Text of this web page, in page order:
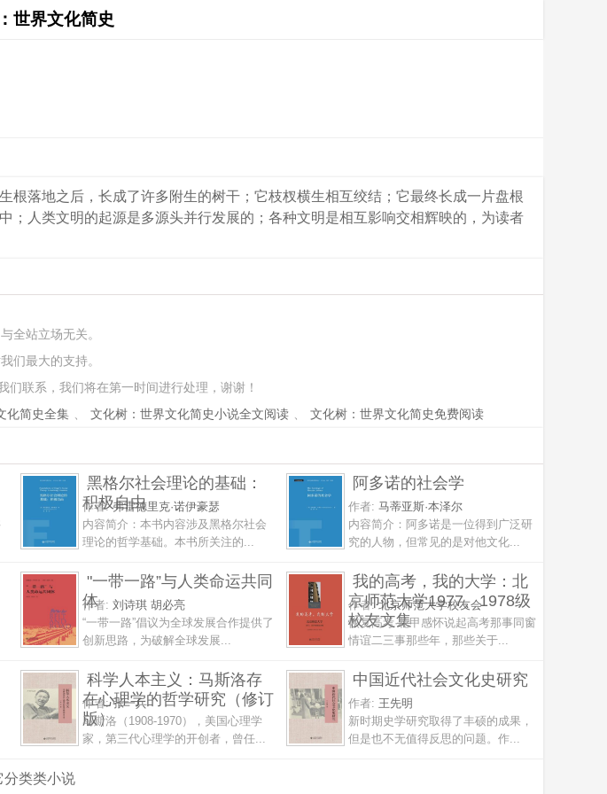
世界文化简史
落地之后，长成了许多附生的树干；它枝杈横生相互绞结；它最终长成一片盘根
人类文明的起源是多源头并行发展的；各种文明是相互影响交相辉映的，为读者
全站立场无关。
们最大的支持。
联系，我们将在第一时间进行处理，谢谢！
化简史全集 、 文化树：世界文化简史小说全文阅读 、 文化树：世界文化简史免费阅读
黑格尔社会理论的基础：
积极自由
作者:弗雷德里克·诺伊豪瑟
内容简介：本书内容涉及黑格尔社会
理论的哲学基础。本书所关注的...
阿多诺的社会学
作者: 马蒂亚斯·本泽尔
内容简介：阿多诺是一位得到广泛研
究的人物，但常见的是对他文化...
"一带一路”与人类命运共同
体
作者: 刘诗琪 胡必亮
“一带一路”倡议为全球发展合作提供了
创新思路，为破解全球发展...
我的高考，我的大学：北
京师范大学1977、1978级
校友文集
作者:北京师范大学校友会
恢复高考·花甲感怀说起高考那事同窗
情谊二三事那些年，那些关于...
科学人本主义：马斯洛存
在心理学的哲学研究（修订
版）
作者:张一兵
马斯洛（1908-1970），美国心理学
家，第三代心理学的开创者，曾任...
中国近代社会文化史研究
作者: 王先明
新时期史学研究取得了丰硕的成果，
但是也不无值得反思的问题。作...
分类类小说